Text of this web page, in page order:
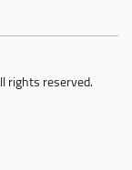
rights reserved.